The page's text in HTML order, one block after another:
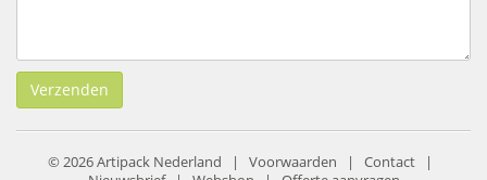
Verzenden
© 2026 Artipack Nederland | Voorwaarden | Contact |